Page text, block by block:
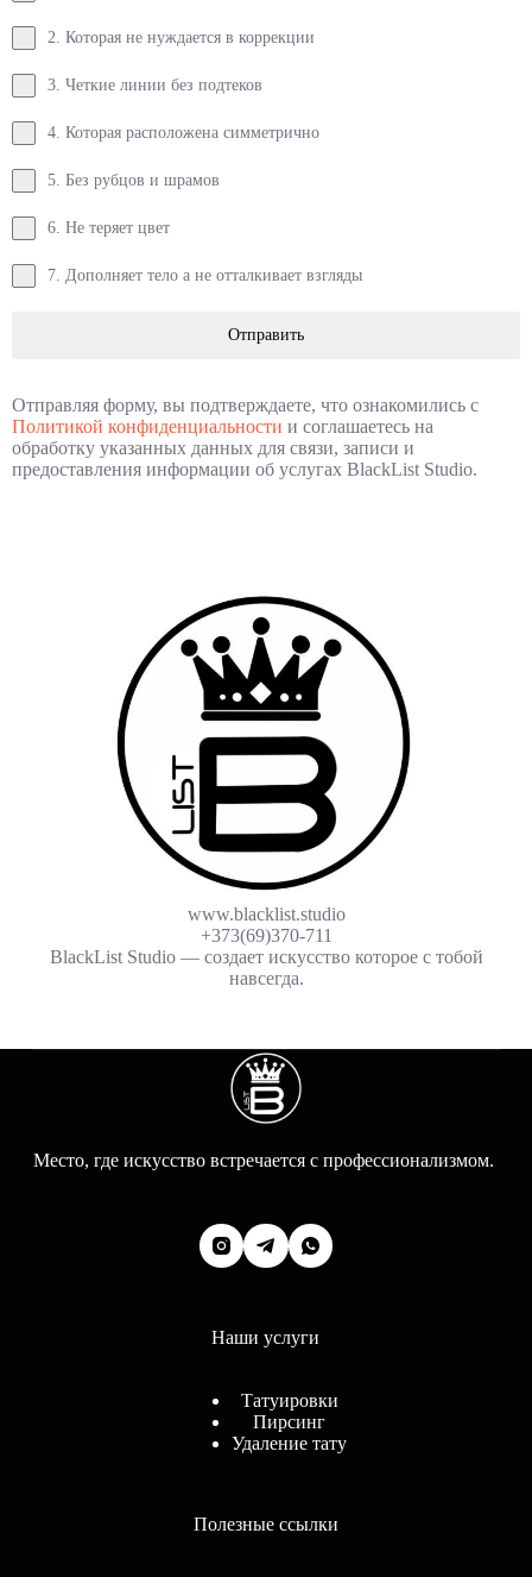
2. Которая не нуждается в коррекции
3. Четкие линии без подтеков
4. Которая расположена симметрично
5. Без рубцов и шрамов
6. Не теряет цвет
7. Дополняет тело а не отталкивает взгляды
Отправить
Отправляя форму, вы подтверждаете, что ознакомились с
Политикой конфиденциальности и соглашаетесь на
обработку указанных данных для связи, записи и
предоставления информации об услугах BlackList Studio.
www.blacklist.studio
+373(69)370-711
BlackList Studio — создает искусство которое с тобой
навсегда.
Место, где искусство встречается с профессионализмом.
Наши услуги
Татуировки
Пирсинг
Удаление тату
Полезные ссылки